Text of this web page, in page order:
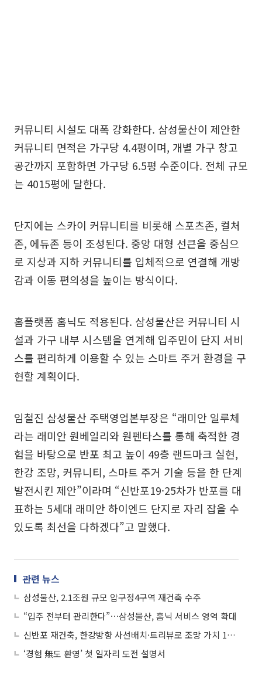
커뮤니티 시설도 대폭 강화한다. 삼성물산이 제안한
커뮤니티 면적은 가구당 4.4평이며, 개별 가구 창고
공간까지 포함하면 가구당 6.5평 수준이다. 전체 규모
는 4015평에 달한다.
단지에는 스카이 커뮤니티를 비롯해 스포츠존, 컬처
존, 에듀존 등이 조성된다. 중앙 대형 선큰을 중심으
로 지상과 지하 커뮤니티를 입체적으로 연결해 개방
감과 이동 편의성을 높이는 방식이다.
홈플랫폼 홈닉도 적용된다. 삼성물산은 커뮤니티 시
설과 가구 내부 시스템을 연계해 입주민이 단지 서비
스를 편리하게 이용할 수 있는 스마트 주거 환경을 구
현할 계획이다.
임철진 삼성물산 주택영업본부장은 “래미안 일루체
라는 래미안 원베일리와 원펜타스를 통해 축적한 경
험을 바탕으로 반포 최고 높이 49층 랜드마크 실현,
한강 조망, 커뮤니티, 스마트 주거 기술 등을 한 단계
발전시킨 제안”이라며 “신반포19·25차가 반포를 대
표하는 5세대 래미안 하이엔드 단지로 자리 잡을 수
있도록 최선을 다하겠다”고 말했다.
관련 뉴스
삼성물산, 2.1조원 규모 압구정4구역 재건축 수주
“입주 전부터 관리한다”⋯삼성물산, 홈닉 서비스 영역 확대
신반포 재건축, 한강방향 사선배치·트리뷰로 조망 가치 15억원 차이까지
‘경험 無도 환영’ 첫 일자리 도전 설명서